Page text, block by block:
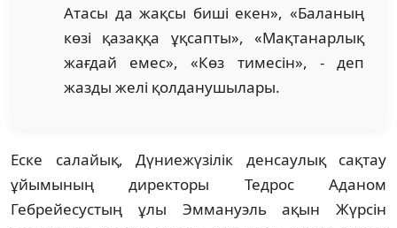
Атасы да жақсы биші екен», «Баланың
көзі қазаққа ұқсапты», «Мақтанарлық
жағдай емес», «Көз тимесін», - деп
жазды желі қолданушылары.
Еске салайық, Дүниежүзілік денсаулық сақтау
ұйымының директоры Тедрос Аданом
Гебрейесустың ұлы Эммануэль ақын Жүрсін